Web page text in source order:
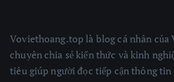
Voviethoang.top là blog cá nhân của
chuyên chia sẻ kiến thức và kinh
tiêu giúp người đọc tiếp cận thông